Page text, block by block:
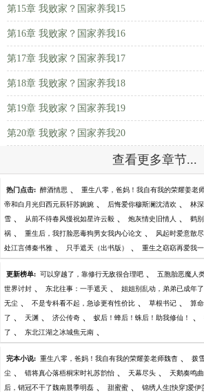
第15章 我败家？国家养我15
第16章 我败家？国家养我16
第17章 我败家？国家养我17
第18章 我败家？国家养我18
第19章 我败家？国家养我19
第20章 我败家？国家养我20
查看更多章节...
热门点击: 醉酒情思 、 重生八零，爸妈！我自有我的荣耀姜老
帝和白月光归西元辰轩苏婉婉 、 后悔爱你穆斯澜沈清欢 、 林
雪 、 从前不待春风慢祝如星许云毅 、 炮灰情史旧情人 、 鹤
祸 、 重生后，我打脸恶毒狗男女我内心论文 、 风起时爱意散
处江言傅秦书雅 、 只手遮天（出书版） 、 重生之窈窈再爱我
更新榜单: 可以穿越了，靠修行无敌很合理吧 、 五胞胎恶魔人
世界讨封 、 东北往事：一手遮天 、 姐姐别乱动，弟弟已成年了
无尘 、 不是专科看不起，急诊更有性价比 、 草根书记 、 算
了 、 天渊 、 济公传奇 、 蚁后！蜂后！蛛后！助我修仙！ 、
了 、 东北江湖之冰城焦元南 、
完本小说: 重生八零，爸妈！我自有我的荣耀姜老师魏杳 、 拨
尘 、 错将真心落梧桐宋时礼苏韵怡 、 天幕尽头 、 天鹅奏鸣曲
后，销冠不干了魏南晨季明磊 、 甜蜜蜜 、 锦绣人生[快穿]爱伊